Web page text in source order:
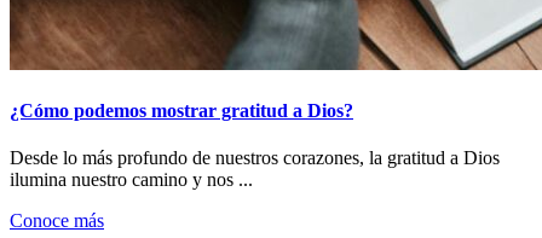
¿Cómo podemos mostrar gratitud a Dios?
Desde lo más profundo de nuestros corazones, la gratitud a Dios
ilumina nuestro camino y nos ...
Conoce más